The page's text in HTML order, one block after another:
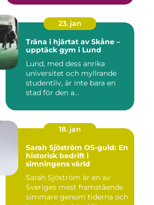
23. jan
Träna i hjärtat av Skåne –
upptäck gym i Lund
Lund, med dess anrika
universitet och myllrande
studentliv, är inte bara en
stad för den a...
18. jan
Sarah Sjöström OS-guld: En
historisk bedrift i
simningens värld
Sarah Sjöström är en av
Sveriges mest framstående
simmare genom tiderna och